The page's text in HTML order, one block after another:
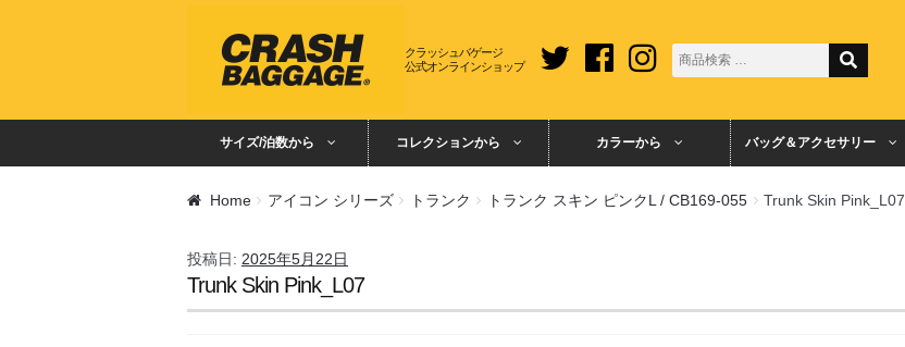
クラッシュバゲージ
公式オンラインショップ
サイズ/泊数から コレクションから カラーから バッグ＆アクセサリー
Home アイコン シリーズ トランク トランク スキン ピンクL / CB169-055 Trunk Skin Pink_L07
投稿日: 2025年5月22日
Trunk Skin Pink_L07